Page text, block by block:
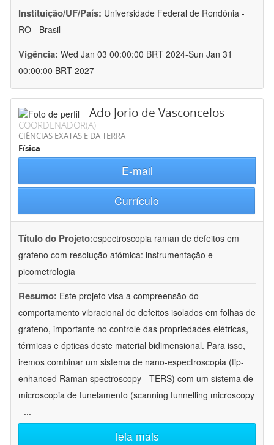
Instituição/UF/País: Universidade Federal de Rondônia -
RO - Brasil
Vigência: Wed Jan 03 00:00:00 BRT 2024-Sun Jan 31
00:00:00 BRT 2027
Ado Jorio de Vasconcelos
COORDENADOR(A)
CIÊNCIAS EXATAS E DA TERRA
Física
E-mail
Currículo
Título do Projeto:espectroscopia raman de defeitos em
grafeno com resolução atômica: instrumentação e
picometrologia
Resumo: Este projeto visa a compreensão do
comportamento vibracional de defeitos isolados em folhas de
grafeno, importante no controle das propriedades elétricas,
térmicas e ópticas deste material bidimensional. Para isso,
iremos combinar um sistema de nano-espectroscopia (tip-
enhanced Raman spectroscopy - TERS) com um sistema de
microscopia de tunelamento (scanning tunnelling microscopy
- ...
leia mais